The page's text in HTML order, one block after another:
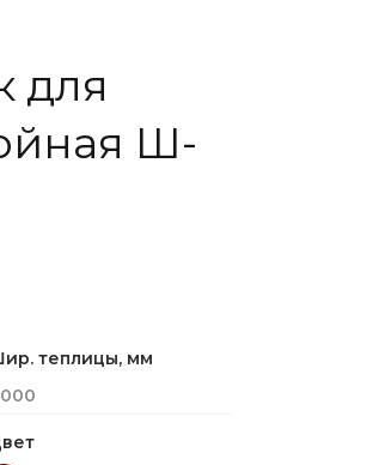
для
Ш-
теплицы, мм